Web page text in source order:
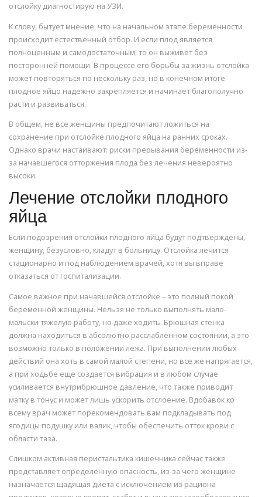
отслойку диагностирую на УЗИ.
К слову, бытует мнение, что на начальном этапе беременности
происходит естественный отбор. И если плод является
полноценным и самодостаточным, то он выживет без
посторонней помощи. В процессе его борьбы за жизнь отслойка
может повторяться по нескольку раз, но в конечном итоге
плодное яйцо надежно закрепляется и начинает благополучно
расти и развиваться.
В общем, не все женщины предпочитают ложиться на
сохранение при отслойке плодного яйца на ранних сроках.
Однако врачи настаивают: риски прерывания беременности из-
за начавшегося отторжения плода без лечения невероятно
высоки.
Лечение отслойки плодного
яйца
Если подозрения отслойки плодного яйца будут подтверждены,
женщину, безусловно, кладут в больницу. Отслойка лечится
стационарно и под наблюдением врачей, хотя вы вправе
отказаться от госпитализации.
Самое важное при начавшейся отслойке – это полный покой
беременной женщины. Нельзя не только выполнять мало-
мальски тяжелую работу, но даже ходить. Брюшная стенка
должна находиться в абсолютно расслабленном состоянии, а это
возможно только в положении лежа. При выполнении любых
действий она хоть в самой малой степени, но все же напрягается,
а при ходьбе еще создается вибрация и в любом случае
усиливается внутрибрюшное давление, что также приводит
матку в тонус и может лишь ускорить отслоение. Вдобавок ко
всему врач может порекомендовать вам подкладывать под
ягодицы подушку или валик, чтобы обеспечить отток крови с
области таза.
Слишком активная перистальтика кишечника сейчас также
представляет определенную опасность, из-за чего женщине
назначается щадящая диета с исключением из рациона